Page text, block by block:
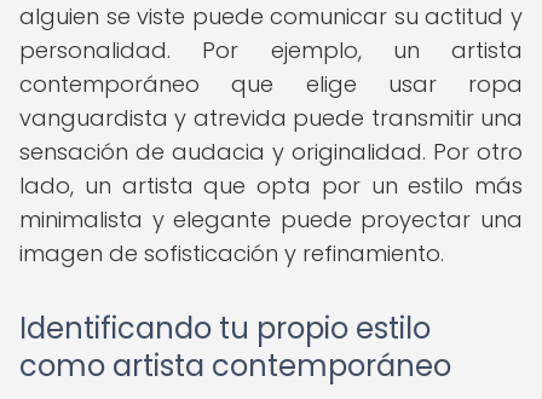
alguien se viste puede comunicar su actitud y
personalidad. Por ejemplo, un artista
contemporáneo que elige usar ropa
vanguardista y atrevida puede transmitir una
sensación de audacia y originalidad. Por otro
lado, un artista que opta por un estilo más
minimalista y elegante puede proyectar una
imagen de sofisticación y refinamiento.
Identificando tu propio estilo
como artista contemporáneo